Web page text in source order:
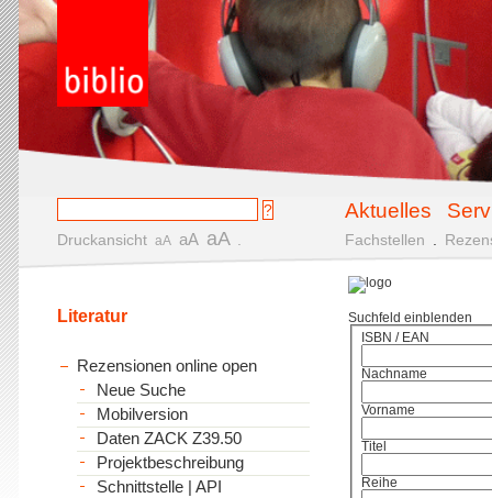
Aktuelles
Druckansicht aA aA aA Fachstellen
Suchfeld einblenden
ISBN / EAN
Nachname
Vorname
Titel
Reihe
Literatur
Rezensionen online open
Neue Suche
Mobilversion
Daten ZACK Z39.50
Projektbeschreibung
Schnittstelle | API